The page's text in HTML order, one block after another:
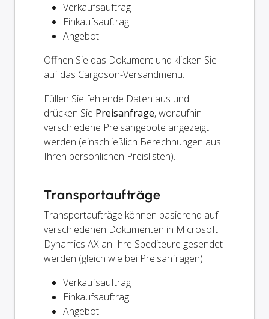
Verkaufsauftrag
Einkaufsauftrag
Angebot
Öffnen Sie das Dokument und klicken Sie
auf das Cargoson-Versandmenü.
Füllen Sie fehlende Daten aus und
drücken Sie Preisanfrage, woraufhin
verschiedene Preisangebote angezeigt
werden (einschließlich Berechnungen aus
Ihren persönlichen Preislisten).
Transportaufträge
Transportaufträge können basierend auf
verschiedenen Dokumenten in Microsoft
Dynamics AX an Ihre Spediteure gesendet
werden (gleich wie bei Preisanfragen):
Verkaufsauftrag
Einkaufsauftrag
Angebot